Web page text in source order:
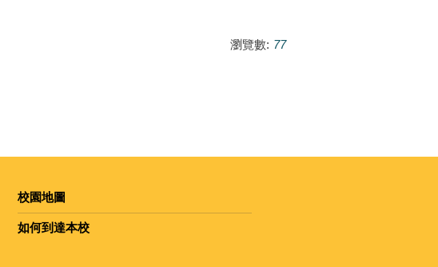
瀏覽數: 77
校園地圖
如何到達本校